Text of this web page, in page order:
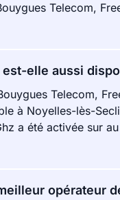
Telecom,
est-elle aussi
Telecom,
à Noyelles-lès-
a été activée sur
opérateur